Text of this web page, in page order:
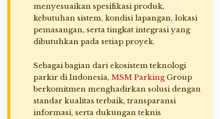
menyesuaikan spesifikasi produk,
kebutuhan sistem, kondisi lapangan, lokasi
pemasangan, serta tingkat integrasi yang
dibutuhkan pada setiap proyek.
Sebagai bagian dari ekosistem teknologi
parkir di Indonesia, MSM ParkingGroup
berkomitmen menghadirkan solusi dengan
standar kualitas terbaik, transparansi
informasi, serta dukungan teknis